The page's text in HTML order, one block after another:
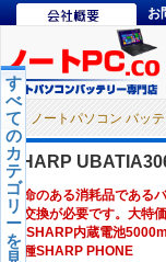
お
ノートパソコン バッ
す
べ
て
の
カ
テ
ゴ
リ
ー
を
見
SHARP
寿命のある消耗品である
ー交換が必要です。大特
ー,SHARP内蔵電池
機種SHARP PHONE